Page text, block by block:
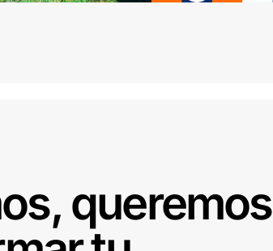
queremos